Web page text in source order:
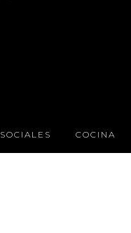
SOCIALES COCINA